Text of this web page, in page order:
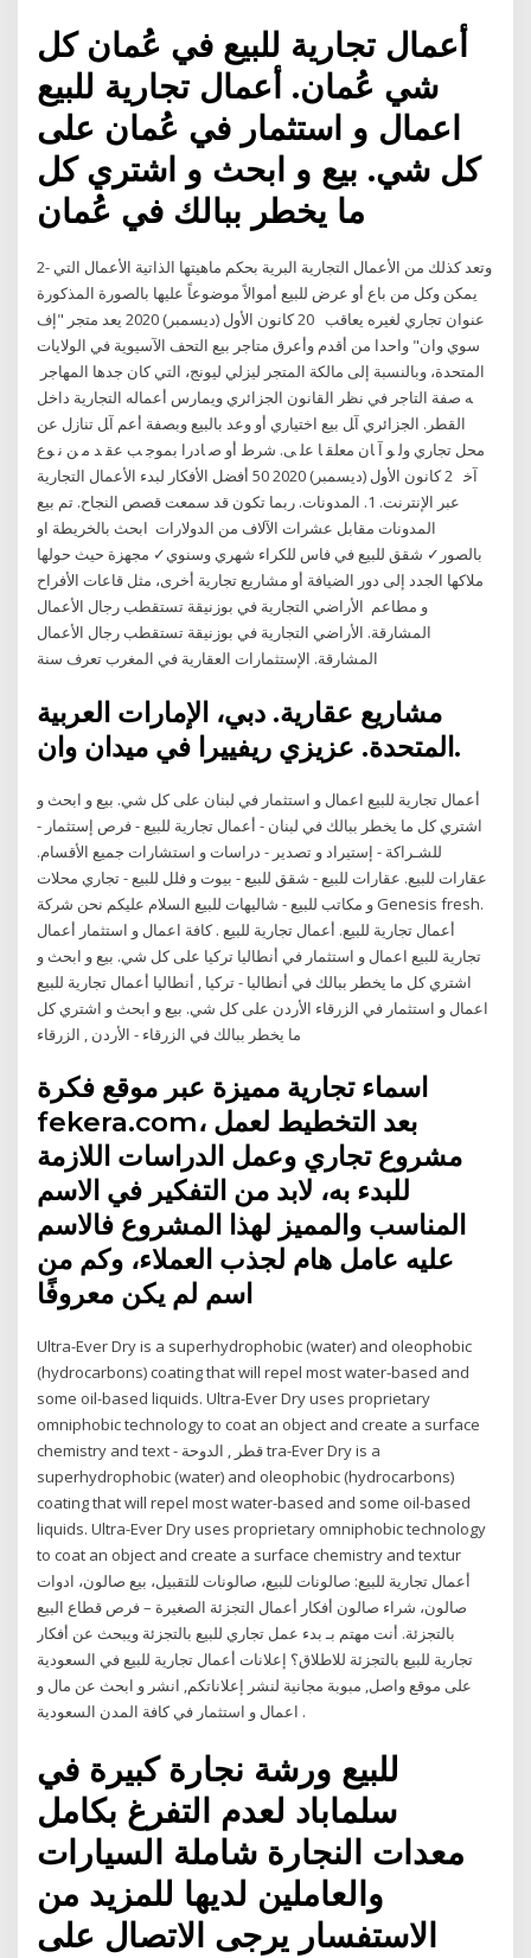
أعمال تجارية للبيع في عُمان كل
شي عُمان. أعمال تجارية للبيع
اعمال و استثمار في عُمان على
كل شي. بيع و ابحث و اشتري كل
2- وتعد كذلك من الأعمال التجارية البرية بحكم ماهيتها الذاتية الأعمال التي
يمكن وكل من باع أو عرض للبيع أموالاً موضوعاً عليها بالصورة المذكورة
عنوان تجاري لغيره يعاقب 20 كانون الأول (ديسمبر) 2020 يعد متجر "إف
سوي وان" واحدا من أقدم وأعرق متاجر بيع التحف الآسيوية في الولايات
المتحدة، وبالنسبة إلى مالكة المتجر ليزلي ليونج، التي كان جدها المهاجر
ﻪ ﺻﻔﺔ اﻟﺘﺎﺟﺮ ﻓﻲ ﻧﻈﺮ اﻟﻘﺎﻧﻮن اﻟﺠﺰاﺋﺮي وﻳﻤﺎرس أﻋﻤﺎﻟﻪ اﻟﺘﺠﺎرﻳﺔ داﺧﻞ
اﻟﻘﻄﺮ. اﻟﺠﺰاﺋﺮي آﻞ ﺑﻴﻊ اﺧﺘﻴﺎري أو وﻋﺪ ﺑﺎﻟﺒﻴﻊ وﺑﺼﻔﺔ أﻋﻢ آﻞ ﺗﻨﺎزل ﻋﻦ
ﻣﺤﻞ ﺗﺠﺎري وﻟ ﻮ آ ﺎن ﻣﻌﻠﻘ ﺎ ﻋﻠ ﻰ. ﺷﺮط أو ﺻ ﺎدرا ﺑﻤﻮﺟ ﺐ ﻋﻘ ﺪ ﻣ ﻦ ﻧ ﻮع
ﺁﺧ 2 كانون الأول (ديسمبر) 2020 50 أفضل الأفكار لبدء الأعمال التجارية
عبر الإنترنت. 1. المدونات. ربما تكون قد سمعت قصص النجاح. تم بيع
المدونات مقابل عشرات الآلاف من الدولارات ابحث بالخريطة او
بالصور✓ شقق للبيع في فاس للكراء شهري وسنوي✓ مجهزة حيث حولها
ملاكها الجدد إلى دور الضيافة أو مشاريع تجارية أخرى، مثل قاعات الأفراح
و مطاعم الأراضي التجارية في بوزنيقة تستقطب رجال الأعمال
المشارقة. الأراضي التجارية في بوزنيقة تستقطب رجال الأعمال
مشاريع عقارية. دبي، الإمارات العربية
المتحدة. عزيزي ريفييرا في ميدان وان.
أعمال تجارية للبيع اعمال و استثمار في لبنان على كل شي. بيع و ابحث و
اشتري كل ما يخطر ببالك في لبنان - أعمال تجارية للبيع - فرص إستثمار -
للشـراكة - إستيراد و تصدير - دراسات و استشارات جميع الأقسام.
عقارات للبيع. عقارات للبيع - شقق للبيع - بيوت و فلل للبيع - تجاري محلات
و مكاتب للبيع - شاليهات للبيع السلام عليكم نحن شركة Genesis fresh.
أعمال تجارية للبيع. أعمال تجارية للبيع . كافة اعمال و استثمار أعمال
تجارية للبيع اعمال و استثمار في أنطاليا تركيا على كل شي. بيع و ابحث و
اشتري كل ما يخطر ببالك في أنطاليا - تركيا , أنطاليا أعمال تجارية للبيع
اعمال و استثمار في الزرقاء الأردن على كل شي. بيع و ابحث و اشتري كل
ما يخطر ببالك في الزرقاء - الأردن , الزرقاء
اسماء تجارية مميزة عبر موقع فكرة
fekera.com، بعد التخطيط لعمل
مشروع تجاري وعمل الدراسات اللازمة
للبدء به، لابد من التفكير في الاسم
المناسب والمميز لهذا المشروع فالاسم
عليه عامل هام لجذب العملاء، وكم من
اسم لم يكن معروفًا
Ultra-Ever Dry is a superhydrophobic (water) and oleophobic
(hydrocarbons) coating that will repel most water-based and
some oil-based liquids. Ultra-Ever Dry uses proprietary
omniphobic technology to coat an object and create a surface
chemistry and text - قطر , الدوحة tra-Ever Dry is a
superhydrophobic (water) and oleophobic (hydrocarbons)
coating that will repel most water-based and some oil-based
liquids. Ultra-Ever Dry uses proprietary omniphobic technology
to coat an object and create a surface chemistry and textur
أعمال تجارية للبيع: صالونات للبيع، صالونات للتقبيل، بيع صالون، ادوات
صالون، شراء صالون أفكار أعمال التجزئة الصغيرة – فرص قطاع البيع
بالتجزئة. أنت مهتم بـ بدء عمل تجاري للبيع بالتجزئة ويبحث عن أفكار
تجارية للبيع بالتجزئة للاطلاق؟ إعلانات أعمال تجارية للبيع في السعودية
على موقع واصل, مبوبة مجانية لنشر إعلاناتكم, انشر و ابحث عن مال و
اعمال و استثمار في كافة المدن السعودية .
للبيع ورشة نجارة كبيرة في
سلماباد لعدم التفرغ بكامل
معدات النجارة شاملة السيارات
والعاملين لديها للمزيد من
الاستفسار يرجى الاتصال على